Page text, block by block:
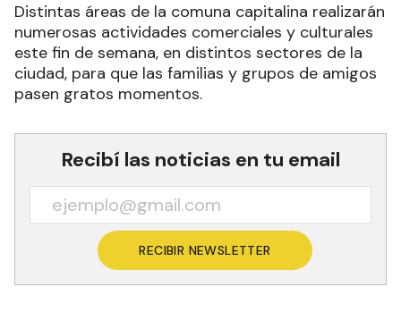
Distintas áreas de la comuna capitalina realizarán
numerosas actividades comerciales y culturales
este fin de semana, en distintos sectores de la
ciudad, para que las familias y grupos de amigos
pasen gratos momentos.
Recibí las noticias en tu email
RECIBIR NEWSLETTER